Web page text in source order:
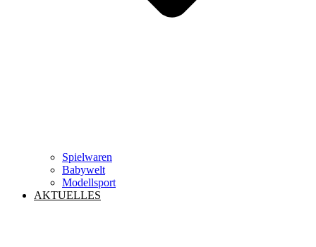
Spielwaren
Babywelt
Modellsport
AKTUELLES